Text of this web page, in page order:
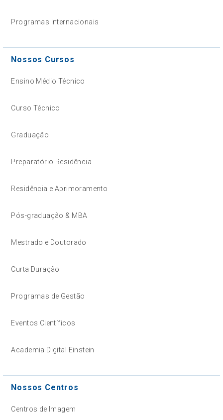
Programas Internacionais
Nossos Cursos
Ensino Médio Técnico
Curso Técnico
Graduação
Preparatório Residência
Residência e Aprimoramento
Pós-graduação & MBA
Mestrado e Doutorado
Curta Duração
Programas de Gestão
Eventos Científicos
Academia Digital Einstein
Nossos Centros
Centros de Imagem